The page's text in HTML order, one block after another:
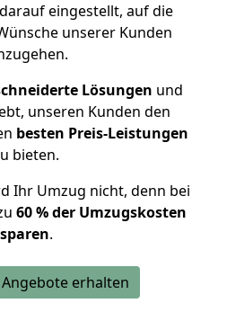
eingestellt, auf die
unserer Kunden
Lösungen und
unseren Kunden den
besten Preis-Leistungen
bieten.
Ihr Umzug nicht, denn bei
60 % der Umzugskosten
sparen.
erhalten